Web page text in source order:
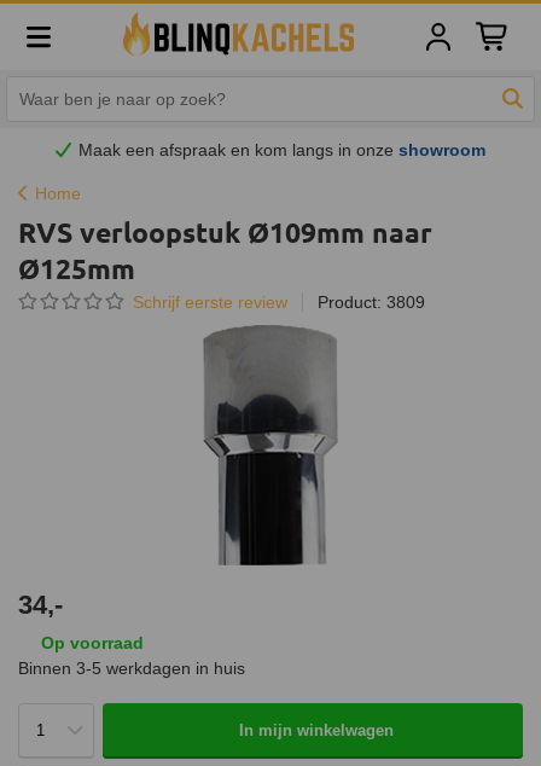
Maak een afspraak en kom langs in onzeshowroom
Home
RVS verloopstuk Ø109mm naar
Ø125mm
Schrijf eerste review Product: 3809
34,-
Op voorraad
Binnen 3-5 werkdagen in huis
In mijn winkelwagen